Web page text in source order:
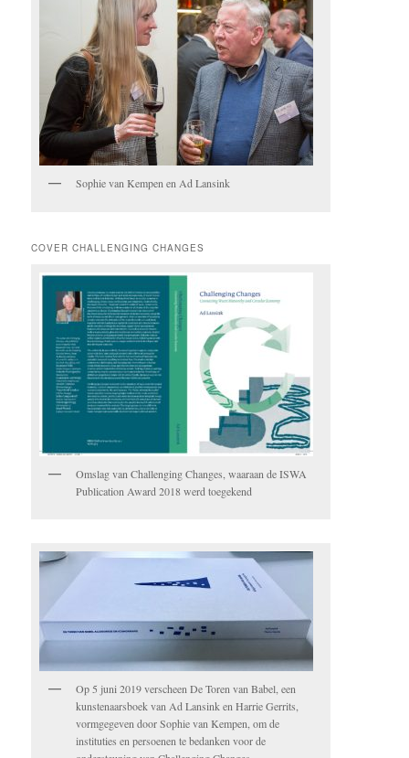
Sophie van Kempen en Ad Lansink
COVER CHALLENGING CHANGES
Omslag van Challenging Changes, waaraan de ISWA
Publication Award 2018 werd toegekend
Op 5 juni 2019 verscheen De Toren van Babel, een
kunstenaarsboek van Ad Lansink en Harrie Gerrits,
vormgegeven door Sophie van Kempen, om de
instituties en persoenen te bedanken voor de